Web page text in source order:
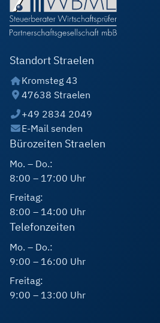
Standort Straelen
Kromsteg 43
47638 Straelen
+49 2834 2049
E-Mail senden
Bürozeiten Straelen
Mo. – Do.:
8:00 – 17:00 Uhr
Freitag:
8:00 – 14:00 Uhr
Telefonzeiten
Mo. – Do.:
9:00 – 16:00 Uhr
Freitag:
9:00 – 13:00 Uhr